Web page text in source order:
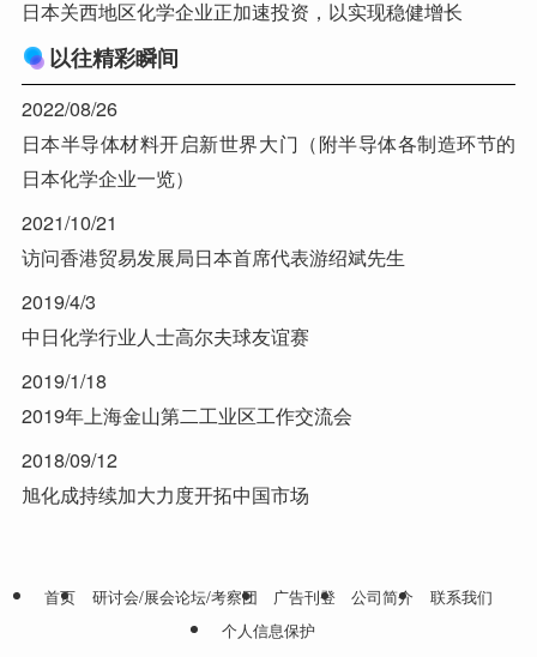
日本关西地区化学企业正加速投资，以实现稳健增长
以往精彩瞬间
2022/08/26
日本半导体材料开启新世界大门（附半导体各制造环节的
日本化学企业一览）
2021/10/21
访问香港贸易发展局日本首席代表游绍斌先生
2019/4/3
中日化学行业人士高尔夫球友谊赛
2019/1/18
2019年上海金山第二工业区工作交流会
2018/09/12
旭化成持续加大力度开拓中国市场
首页 研讨会/展会论坛/考察团 广告刊登 公司简介
联系我们
个人信息保护